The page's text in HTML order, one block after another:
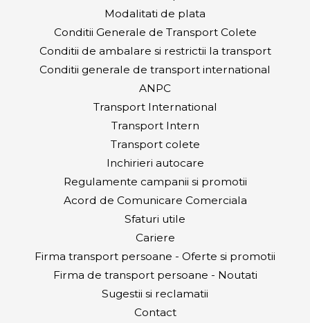
Modalitati de plata
Conditii Generale de Transport Colete
Conditii de ambalare si restrictii la transport
Conditii generale de transport international
ANPC
Transport International
Transport Intern
Transport colete
Inchirieri autocare
Regulamente campanii si promotii
Acord de Comunicare Comerciala
Sfaturi utile
Cariere
Firma transport persoane - Oferte si promotii
Firma de transport persoane - Noutati
Sugestii si reclamatii
Contact